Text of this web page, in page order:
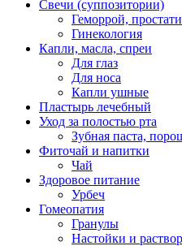
Свечи (суппозитории)
Геморрой,
Гинекология
Капли, масла, спреи
Для глаз
Для носа
Капли ушные
Пластырь лечебный
Уход за полостью рта
Зубная паста,
Фиточай и напитки
Чай
Здоровое питание
Урбеч
Гомеопатия
Гранулы
Настойки и